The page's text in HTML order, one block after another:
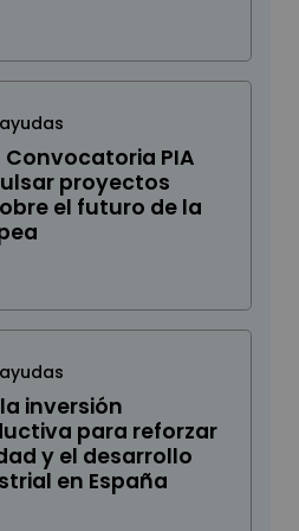
PIA
proyectos
el futuro de la
inversión
para reforzar
y el desarrollo
en España